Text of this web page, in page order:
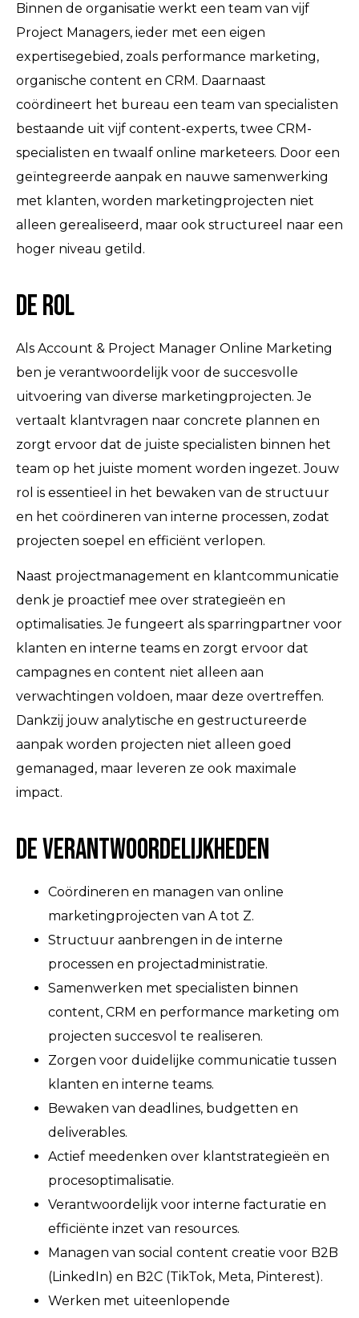
Binnen de organisatie werkt een team van vijf
Project Managers, ieder met een eigen
expertisegebied, zoals performance marketing,
organische content en CRM. Daarnaast
coördineert het bureau een team van specialisten
bestaande uit vijf content-experts, twee CRM-
specialisten en twaalf online marketeers. Door een
geïntegreerde aanpak en nauwe samenwerking
met klanten, worden marketingprojecten niet
alleen gerealiseerd, maar ook structureel naar een
hoger niveau getild.
De rol
Als Account & Project Manager Online Marketing
ben je verantwoordelijk voor de succesvolle
uitvoering van diverse marketingprojecten. Je
vertaalt klantvragen naar concrete plannen en
zorgt ervoor dat de juiste specialisten binnen het
team op het juiste moment worden ingezet. Jouw
rol is essentieel in het bewaken van de structuur
en het coördineren van interne processen, zodat
projecten soepel en efficiënt verlopen.
Naast projectmanagement en klantcommunicatie
denk je proactief mee over strategieën en
optimalisaties. Je fungeert als sparringpartner voor
klanten en interne teams en zorgt ervoor dat
campagnes en content niet alleen aan
verwachtingen voldoen, maar deze overtreffen.
Dankzij jouw analytische en gestructureerde
aanpak worden projecten niet alleen goed
gemanaged, maar leveren ze ook maximale
impact.
De verantwoordelijkheden
Coördineren en managen van online
marketingprojecten van A tot Z.
Structuur aanbrengen in de interne
processen en projectadministratie.
Samenwerken met specialisten binnen
content, CRM en performance marketing om
projecten succesvol te realiseren.
Zorgen voor duidelijke communicatie tussen
klanten en interne teams.
Bewaken van deadlines, budgetten en
deliverables.
Actief meedenken over klantstrategieën en
procesoptimalisatie.
Verantwoordelijk voor interne facturatie en
efficiënte inzet van resources.
Managen van social content creatie voor B2B
(LinkedIn) en B2C (TikTok, Meta, Pinterest).
Werken met uiteenlopende